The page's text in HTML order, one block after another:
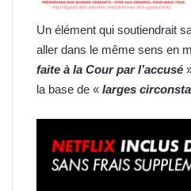
Un élément qui soutiendrait
aller dans le même sens en
faite à la Cour par l’accusé
la base de « larges